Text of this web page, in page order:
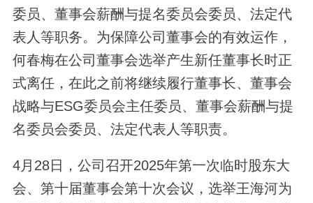
委员、董事会薪酬与提名委员会委员、法定代
表人等职务。为保障公司董事会的有效运作，
何春梅在公司董事会选举产生新任董事长时正
式离任，在此之前将继续履行董事长、董事会
战略与ESG委员会主任委员、董事会薪酬与提
名委员会委员、法定代表人等职责。
4月28日，公司召开2025年第一次临时股东大
会、第十届董事会第十次会议，选举王海河为